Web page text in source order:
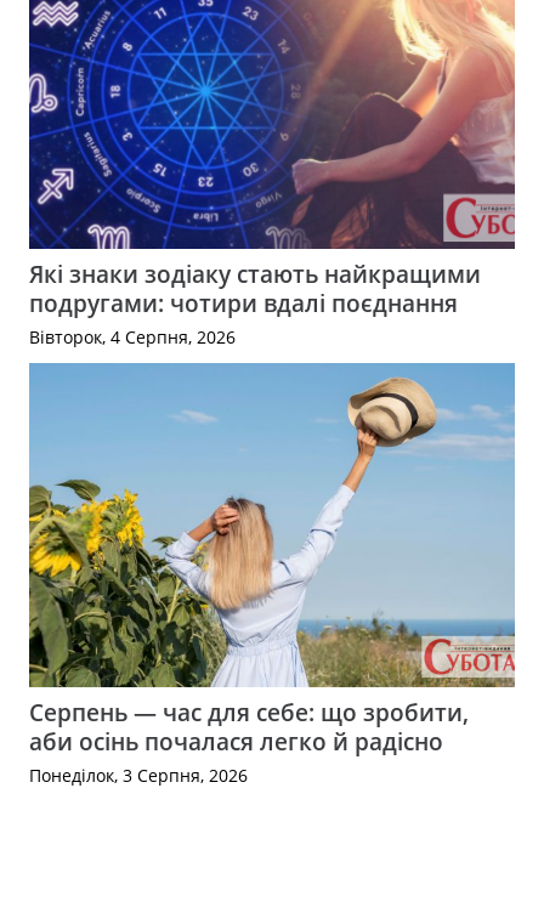
Які знаки зодіаку стають найкращими
подругами: чотири вдалі поєднання
Вівторок, 4 Серпня, 2026
Серпень — час для себе: що зробити,
аби осінь почалася легко й радісно
Понеділок, 3 Серпня, 2026